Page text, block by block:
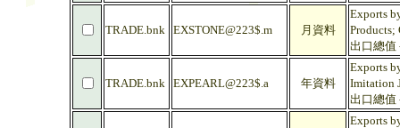
TRADE.bnk EXSTONE@223$.m 月資料
Exports
Products;
出口總值
TRADE.bnk EXPEARL@223$.a 年資料
Exports
Imitation
出口總值
Exports